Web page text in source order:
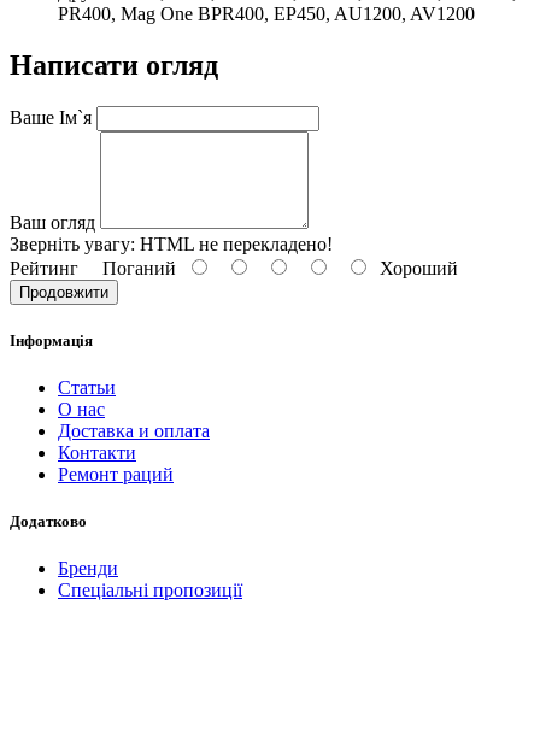
PR400, Mag One BPR400, EP450, AU1200, AV1200
Написати огляд
Ваше Ім`я
Ваш огляд
Зверніть увагу: HTML не перекладено!
Рейтинг Поганий Хороший
Продовжити
Інформація
Статьи
О нас
Доставка и оплата
Контакти
Ремонт раций
Додатково
Бренди
Спеціальні пропозиції